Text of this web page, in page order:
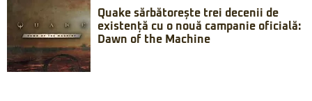
Quake sărbătorește trei decenii de
existență cu o nouă campanie oficială:
Dawn of the Machine